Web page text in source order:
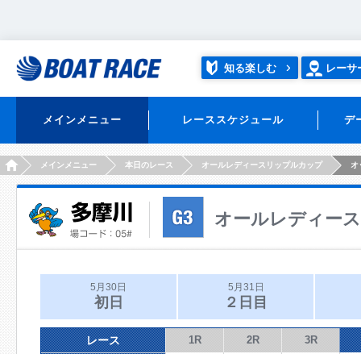
知る楽しむ レーサ
メインメニュー レーススケジュール デ
HOMEメインメニュー 本日のレース オールレディースリップルカップ オ
オールレディー
5月30日
初日
5月31日
２日目
レース 1R 2R 3R